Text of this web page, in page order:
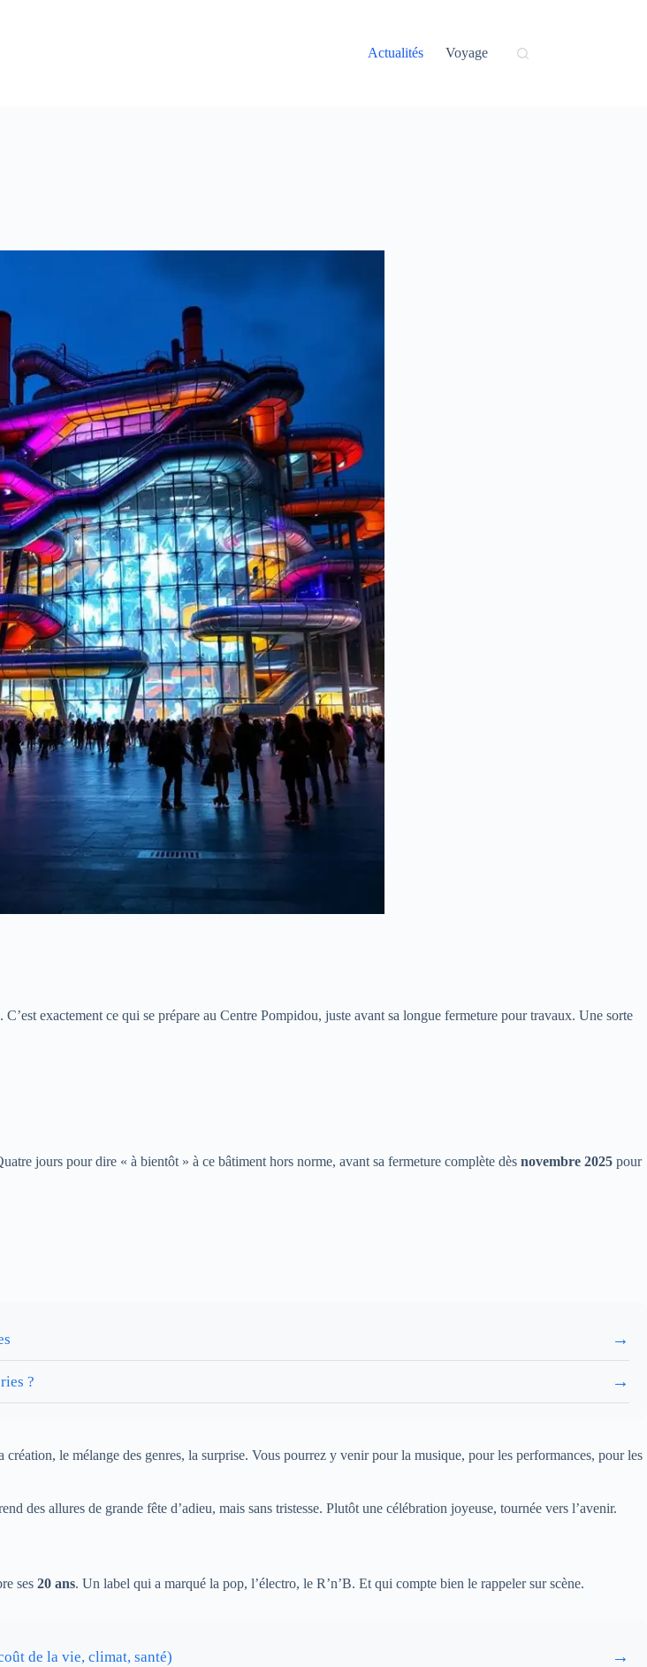
Actualités
Voyage
exactement ce qui se prépare au Centre Pompidou, juste avant sa longue fermeture pour travaux. Une sorte
jours pour dire « à bientôt » à ce bâtiment hors norme, avant sa fermeture complète dès novembre 2025 pour
→
? →
le mélange des genres, la surprise. Vous pourrez y venir pour la musique, pour les performances, pour les
des allures de grande fête d’adieu, mais sans tristesse. Plutôt une célébration joyeuse, tournée vers l’avenir.
ses 20 ans. Un label qui a marqué la pop, l’électro, le R’n’B. Et qui compte bien le rappeler sur scène.
de la vie, climat, santé) →